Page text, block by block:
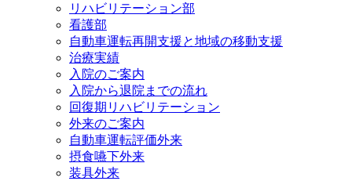
リハビリテーション部
看護部
自動車運転再開支援と地域の移動支援
治療実績
入院のご案内
入院から退院までの流れ
回復期リハビリテーション
外来のご案内
自動車運転評価外来
摂食嚥下外来
装具外来